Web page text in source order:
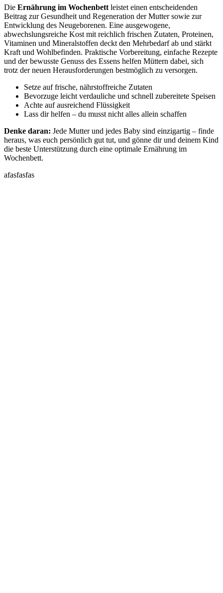
Die Ernährung im Wochenbett leistet einen entscheidenden
Beitrag zur Gesundheit und Regeneration der Mutter sowie zur
Entwicklung des Neugeborenen. Eine ausgewogene,
abwechslungsreiche Kost mit reichlich frischen Zutaten, Proteinen,
Vitaminen und Mineralstoffen deckt den Mehrbedarf ab und stärkt
Kraft und Wohlbefinden. Praktische Vorbereitung, einfache Rezepte
und der bewusste Genuss des Essens helfen Müttern dabei, sich
trotz der neuen Herausforderungen bestmöglich zu versorgen.
Setze auf frische, nährstoffreiche Zutaten
Bevorzuge leicht verdauliche und schnell zubereitete Speisen
Achte auf ausreichend Flüssigkeit
Lass dir helfen – du musst nicht alles allein schaffen
Denke daran: Jede Mutter und jedes Baby sind einzigartig – finde
heraus, was euch persönlich gut tut, und gönne dir und deinem Kind
die beste Unterstützung durch eine optimale Ernährung im
Wochenbett.
afasfasfas